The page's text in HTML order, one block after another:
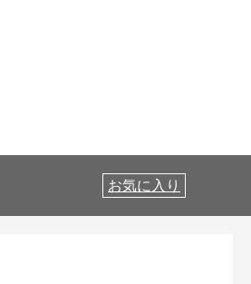
お気に入り